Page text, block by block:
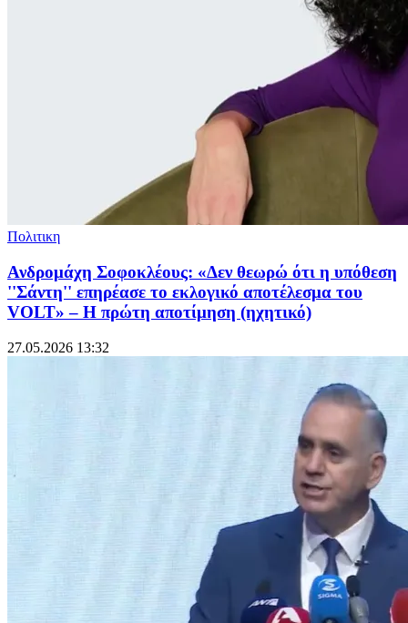
Πολιτικη
Ανδρομάχη Σοφοκλέους: «Δεν θεωρώ ότι η υπόθεση
''Σάντη'' επηρέασε το εκλογικό αποτέλεσμα του
VOLT» – Η πρώτη αποτίμηση (ηχητικό)
27.05.2026 13:32